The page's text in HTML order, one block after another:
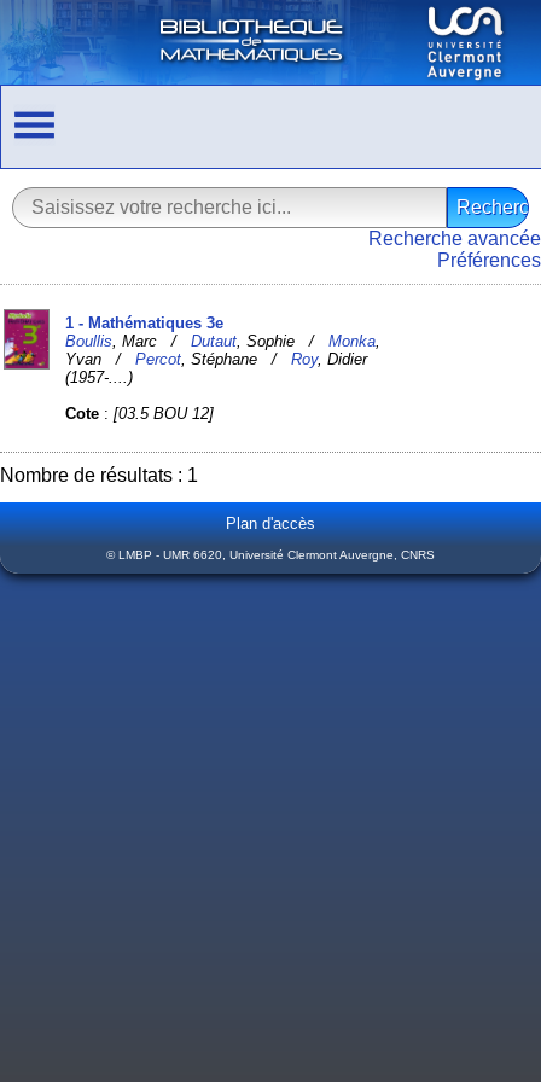
Recherche avancée
Préférences
1 - Mathématiques 3e
Boullis , Marc /Dutaut , Sophie /Monka
Yvan /Percot , Stéphane /Roy, Didier
(1957-....)
Cote :[03.5 BOU 12]
Nombre de résultats : 1
Plan d'accès
© LMBP - UMR 6620, Université Clermont Auvergne, CNRS